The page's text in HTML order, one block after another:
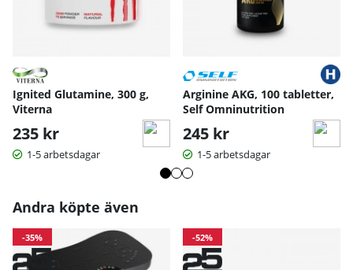
Ignited Glutamine, 300 g,
Viterna
235 kr
1-5 arbetsdagar
Arginine AKG, 100 tabletter,
Self Omninutrition
245 kr
1-5 arbetsdagar
Andra köpte även
-35% -52%